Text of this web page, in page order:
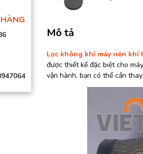
Mô tả
Lọc không khí máy nén khí
được thiết kế đặc biệt cho
vận hành, bạn có thể cần